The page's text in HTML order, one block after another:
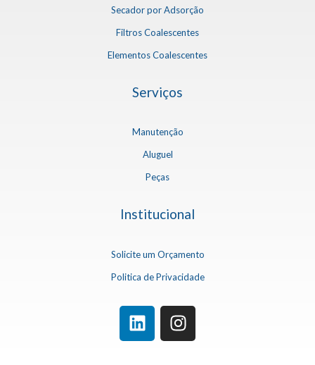
Secador por Adsorção
Filtros Coalescentes
Elementos Coalescentes
Serviços
Manutenção
Aluguel
Peças
Institucional
Solicite um Orçamento
Politica de Privacidade
L
i
I
n